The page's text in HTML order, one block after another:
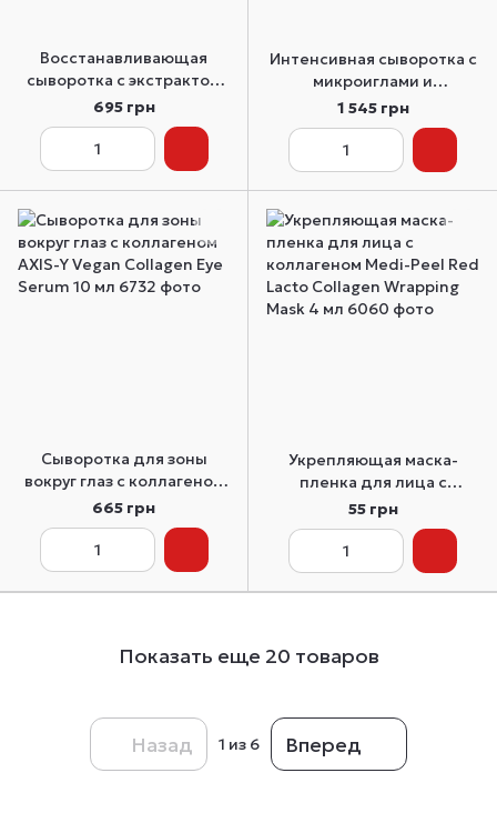
Восстанавливающая
сыворотка с экстрактом
нони Celimax The Real
Noni Energy Ampoule 30
695 грн
Интенсивная сыворотка с
микроиглами и
коллагеном VT Cosmetics
Collagen Reedle Shot 300
1 545 грн
Сыворотка для зоны
вокруг глаз с коллагеном
AXIS-Y Vegan Collagen Eye
Serum 10 мл
665 грн
Укрепляющая маска-
пленка для лица с
коллагеном Medi-Peel Red
Lacto Collagen Wrapping
Mask 4 мл
55 грн
Показать еще 20 товаров
Назад 1 из 6 Вперед